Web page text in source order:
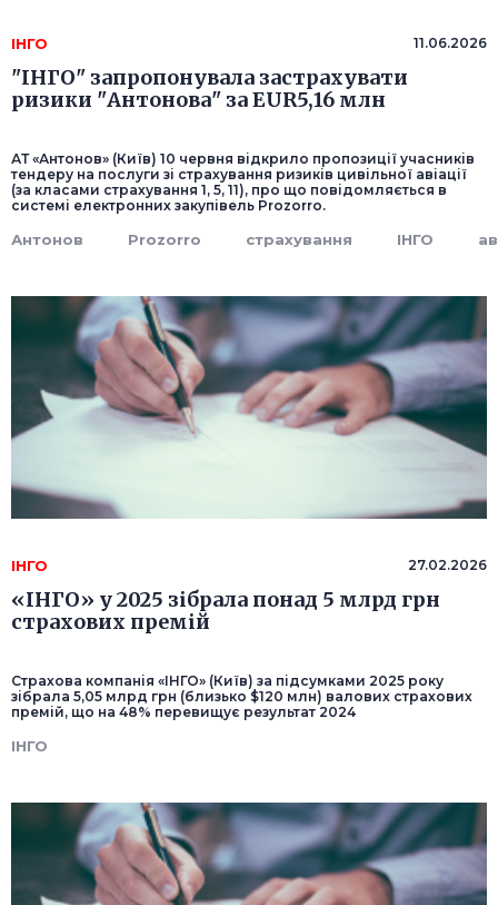
ІНГО 11.06.2026
"ІНГО" запропонувала застрахувати
ризики "Антонова" за EUR5,16 млн
АТ «Антонов» (Київ) 10 червня відкрило пропозиції учасників
тендеру на послуги зі страхування ризиків цивільної авіації
(за класами страхування 1, 5, 11), про що повідомляється в
системі електронних закупівель Prozorro.
Антонов Prozorro страхування ІНГО
ІНГО 27.02.2026
«ІНГО» у 2025 зібрала понад 5 млрд грн
страхових премій
Страхова компанія «ІНГО» (Київ) за підсумками 2025 року
зібрала 5,05 млрд грн (близько $120 млн) валових страхових
премій, що на 48% перевищує результат 2024
ІНГО